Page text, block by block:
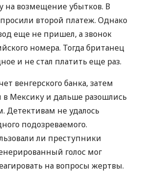
на возмещение убытков. В
второй платеж. Однако
еще не пришел, а звонок
номера. Тогда британец
и не стал платить еще раз.
венгерского банка, затем
Мексику и дальше разошлись
Детективам не удалось
подозреваемого.
ли преступники
голос мог
на вопросы жертвы.